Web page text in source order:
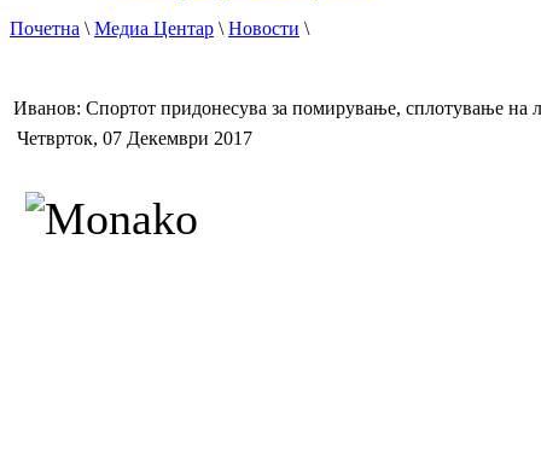
Почетна \Медиа Центар \Новости \
Иванов: Спортот придонесува за помирување, сплотување
Четврток, 07 Декември 2017